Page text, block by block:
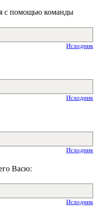
с помощью команды
Исходник
Исходник
Исходник
Васю:
Исходник